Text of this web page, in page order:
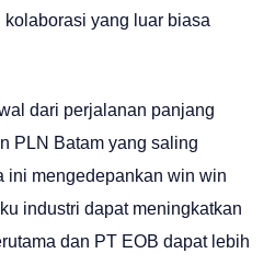
yang luar biasa
dari perjalanan panjang
PLN Batam yang saling
ini mengedepankan win win
industri dapat meningkatkan
dan PT EOB dapat lebih